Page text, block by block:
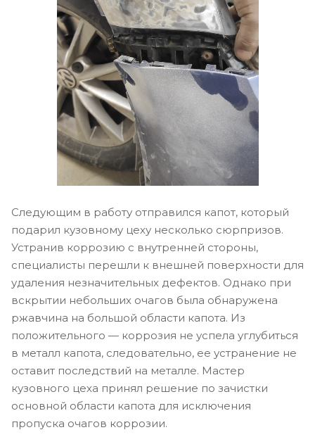
Следующим в работу отправился капот, который
подарил кузовному цеху несколько сюрпризов.
Устранив коррозию с внутренней стороны,
специалисты перешли к внешней поверхности для
удаления незначительных дефектов. Однако при
вскрытии небольших очагов была обнаружена
ржавчина на большой области капота. Из
положительного — коррозия не успела углубиться
в металл капота, следовательно, ее устранение не
оставит последствий на металле. Мастер
кузовного цеха принял решение по зачистки
основной области капота для исключения
пропуска очагов коррозии.